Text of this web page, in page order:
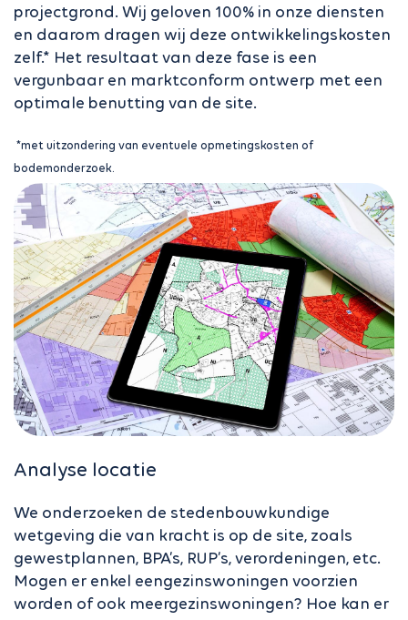
projectgrond. Wij geloven 100% in onze diensten
en daarom dragen wij deze ontwikkelingskosten
zelf.* Het resultaat van deze fase is een
vergunbaar en marktconform ontwerp met een
optimale benutting van de site.
*met uitzondering van eventuele opmetingskosten of
bodemonderzoek.
Analyse locatie
We onderzoeken de stedenbouwkundige
wetgeving die van kracht is op de site, zoals
gewestplannen, BPA’s, RUP’s, verordeningen, etc.
Mogen er enkel eengezinswoningen voorzien
worden of ook meergezinswoningen? Hoe kan er